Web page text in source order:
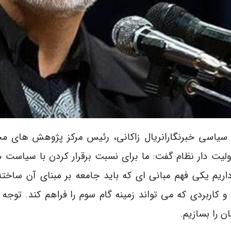
سیاسی خبرنگارانریال زاکانی، رئیس مرکز پژوهش
یکی فهم مبانی ای که باید جامعه بر مبنای آن
و کاربردی که می تواند زمینه گام سوم را فراهم کند.
را بسازیم.